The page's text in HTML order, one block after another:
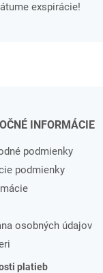
exspirácie!
INFORMÁCIE
podmienky
podmienky
osobných údajov
platieb